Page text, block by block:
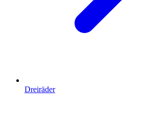
Dreiräder